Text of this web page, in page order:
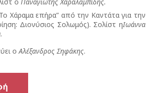
Χάραμα επήρα” από την Καντάτα για την
Διονύσιος Σολωμός). Σολίστ ηΙωάννα
οΑλέξανδρος Σηφάκης.